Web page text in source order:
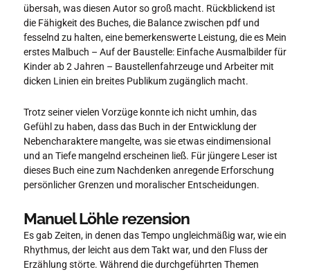
übersah, was diesen Autor so groß macht. Rückblickend ist
die Fähigkeit des Buches, die Balance zwischen pdf und
fesselnd zu halten, eine bemerkenswerte Leistung, die es Mein
erstes Malbuch – Auf der Baustelle: Einfache Ausmalbilder für
Kinder ab 2 Jahren – Baustellenfahrzeuge und Arbeiter mit
dicken Linien ein breites Publikum zugänglich macht.
Trotz seiner vielen Vorzüge konnte ich nicht umhin, das
Gefühl zu haben, dass das Buch in der Entwicklung der
Nebencharaktere mangelte, was sie etwas eindimensional
und an Tiefe mangelnd erscheinen ließ. Für jüngere Leser ist
dieses Buch eine zum Nachdenken anregende Erforschung
persönlicher Grenzen und moralischer Entscheidungen.
Manuel Löhle rezension
Es gab Zeiten, in denen das Tempo ungleichmäßig war, wie ein
Rhythmus, der leicht aus dem Takt war, und den Fluss der
Erzählung störte. Während die durchgeführten Themen